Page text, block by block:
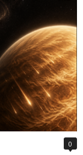
0